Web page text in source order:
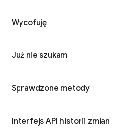
Wycofuję
Już nie szukam
Sprawdzone metody
Interfejs API historii zmian